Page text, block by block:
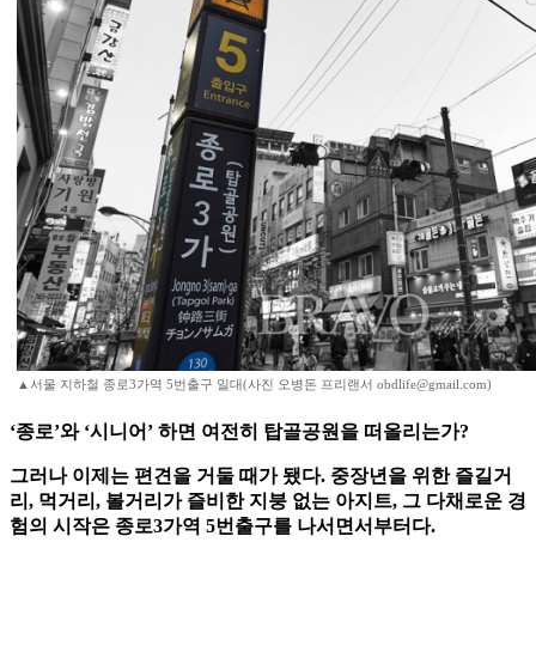
▲서울 지하철 종로3가역 5번출구 일대(사진 오병돈 프리랜서 obdlife@gmail.com)
‘종로’와 ‘시니어’ 하면 여전히 탑골공원을 떠올리는가?
그러나 이제는 편견을 거둘 때가 됐다. 중장년을 위한 즐길거
리, 먹거리, 볼거리가 즐비한 지붕 없는 아지트, 그 다채로운 경
험의 시작은 종로3가역 5번출구를 나서면서부터다.